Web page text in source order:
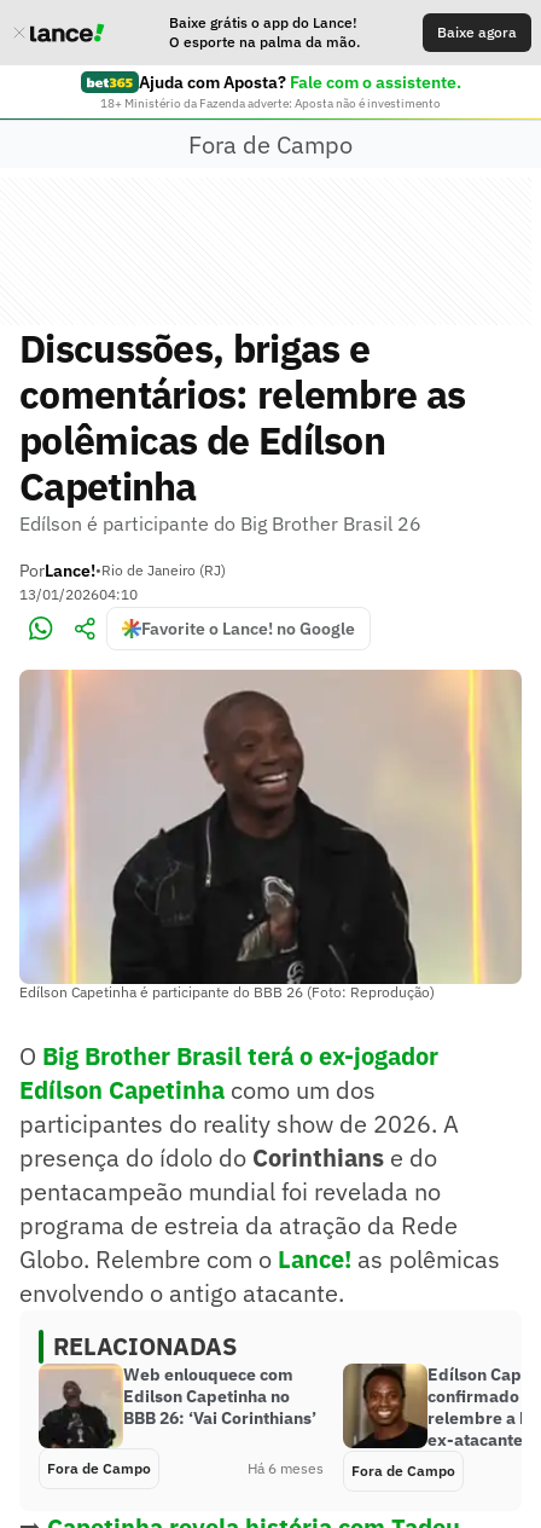
Baixe grátis o app do Lance!
O esporte na palma da mão.
Baixe agora
Ajuda com Aposta? Fale com o assistente.
18+ Ministério da Fazenda adverte: Aposta não é investimento
Fora de Campo
Discussões, brigas e
comentários: relembre as
polêmicas de Edílson
Capetinha
Edílson é participante do Big Brother Brasil 26
PorLance!•Rio de Janeiro (RJ)
13/01/202604:10
Favorite o Lance! no Google
Edílson Capetinha é participante do BBB 26 (Foto: Reprodução)
O Big Brother Brasil terá o ex-jogador
Edílson Capetinha como um dos
participantes do reality show de 2026. A
presença do ídolo do Corinthians e do
pentacampeão mundial foi revelada no
programa de estreia da atração da Rede
Globo. Relembre com o Lance! as polêmicas
envolvendo o antigo atacante.
RELACIONADAS
Web enlouquece com
Edilson Capetinha no
BBB 26: ‘Vai Corinthians’
Fora de Campo Há 6 meses
Edílson
confirmado
relembre a
ex-atacante
Fora de Campo